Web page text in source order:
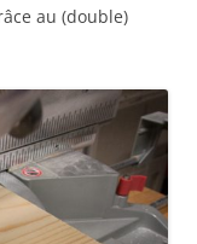
au (double)